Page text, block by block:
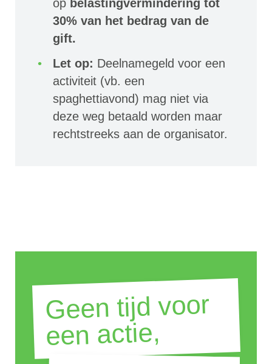
op belastingvermindering tot
30% van het bedrag van de
gift.
Let op: Deelnamegeld voor een
activiteit (vb. een
spaghettiavond) mag niet via
deze weg betaald worden maar
rechtstreeks aan de organisator.
Geen tijd voor
een actie,